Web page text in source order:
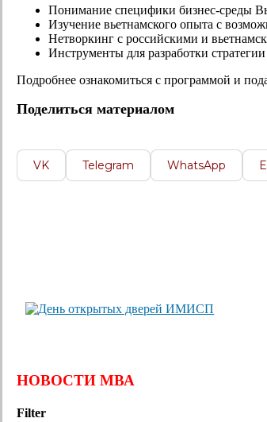
Понимание специфики бизнес-среды
Изучение вьетнамского опыта с
Нетворкинг с российскими и
Инструменты для разработки
Подробнее ознакомиться с программой и
Поделиться материалом
VK Telegram WhatsApp
НОВОСТИ МВА
Filter